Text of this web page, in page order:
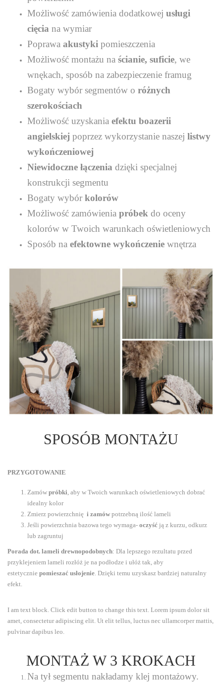
Możliwość zamówienia dodatkowej usługi
cięcia na wymiar
Poprawa akustyki pomieszczenia
Możliwość montażu na ścianie, suficie, we
wnękach, sposób na zabezpieczenie framug
Bogaty wybór segmentów o różnych
szerokościach
Możliwość uzyskania efektu boazerii
angielskiej poprzez wykorzystanie naszej listwy
wykończeniowej
Niewidoczne łączenia dzięki specjalnej
konstrukcji segmentu
Bogaty wybór kolorów
Możliwość zamówienia próbek do oceny
kolorów w Twoich warunkach oświetleniowych
Sposób na efektowne wykończenie wnętrza
SPOSÓB MONTAŻU
PRZYGOTOWANIE
Zamów próbki , aby w Twoich warunkach oświetleniowych dobrać
idealny kolor
Zmierz powierzchnię i zamów potrzebną ilość lameli
Jeśli powierzchnia bazowa tego wymaga- oczyść ją z kurzu, odkurz
lub zagruntuj
Porada dot. lameli drewnopodobnych: Dla lepszego rezultatu przed
przyklejeniem lameli rozłóż je na podłodze i ułóż tak, aby
estetycznie pomieszać usłojenie . Dzięki temu uzyskasz bardziej naturalny
efekt.
I am text block. Click edit button to change this text. Lorem ipsum dolor sit
amet, consectetur adipiscing elit. Ut elit tellus, luctus nec ullamcorper mattis,
pulvinar dapibus leo.
MONTAŻ W 3 KROKACH
Na tył segmentu nakładamy klej montażowy.